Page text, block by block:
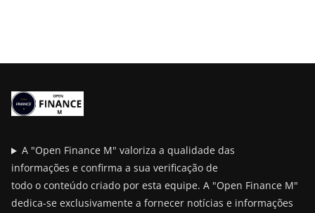
A "Open Finance M" valoriza a qualidade das
informações e confirma a sua verificação de
todo o conteúdo criado por esta equipe. A "Open Finance M"
dedica-se exclusivamente a fornecer notícias e informações